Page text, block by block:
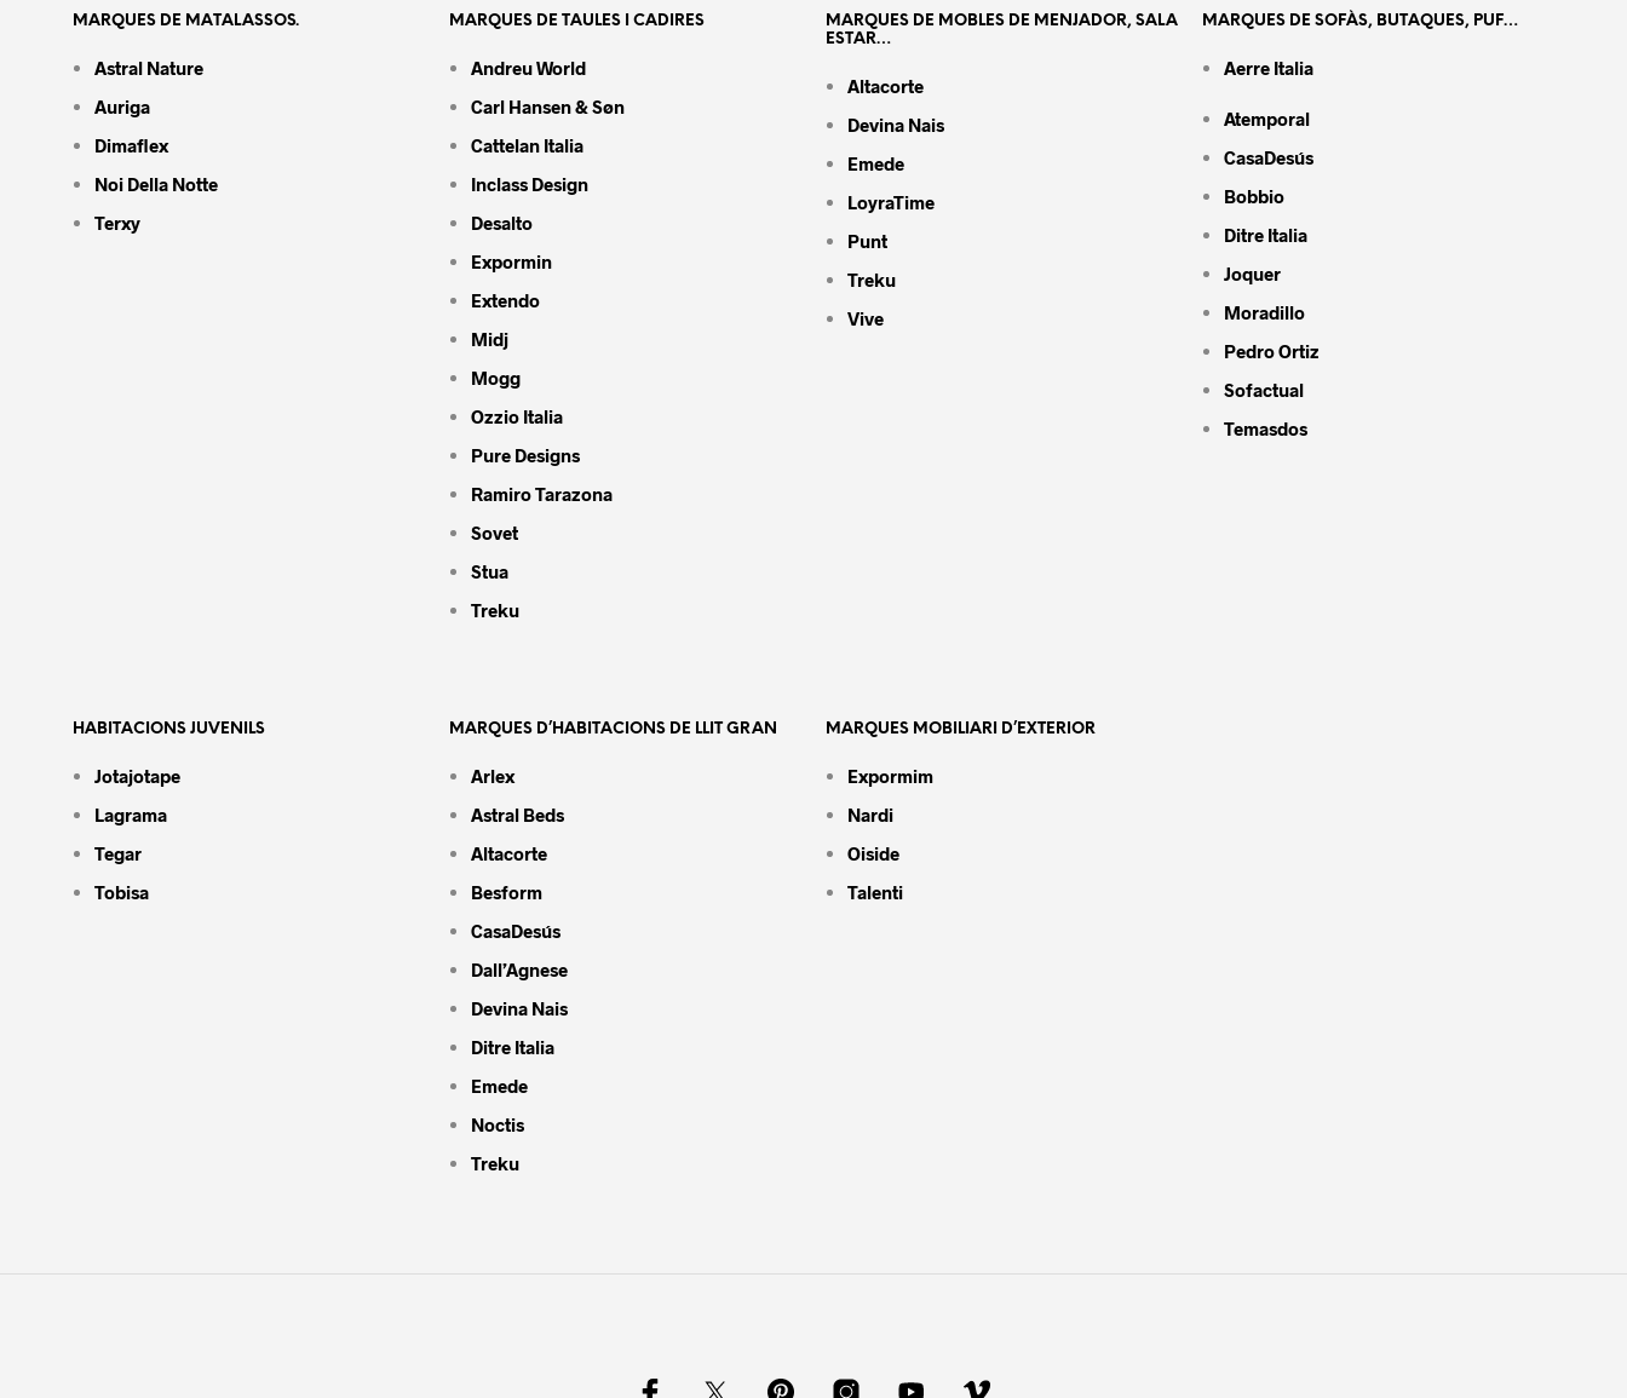
MARQUES DE MATALASSOS.
Astral Nature
Auriga
Dimaflex
Noi Della Notte
Terxy
MARQUES DE TAULES I CADIRES
Andreu World
Carl Hansen & Søn
Cattelan Italia
Inclass Design
Desalto
Expormin
Extendo
Midj
Mogg
Ozzio Italia
Pure Designs
Ramiro Tarazona
Sovet
Stua
Treku
MARQUES DE MOBLES DE MENJADOR, SALA
ESTAR…
Altacorte
Devina Nais
Emede
LoyraTime
Punt
Treku
Vive
MARQUES DE SOFÀS, BUTAQUES, PUF…
Aerre Italia
Atemporal
CasaDesús
Bobbio
Ditre Italia
Joquer
Moradillo
Pedro Ortiz
Sofactual
Temasdos
HABITACIONS JUVENILS
Jotajotape
Lagrama
Tegar
Tobisa
MARQUES D’HABITACIONS DE LLIT GRAN
Arlex
Astral Beds
Altacorte
Besform
CasaDesús
Dall’Agnese
Devina Nais
Ditre Italia
Emede
Noctis
Treku
MARQUES MOBILIARI D’EXTERIOR
Expormim
Nardi
Oiside
Talenti